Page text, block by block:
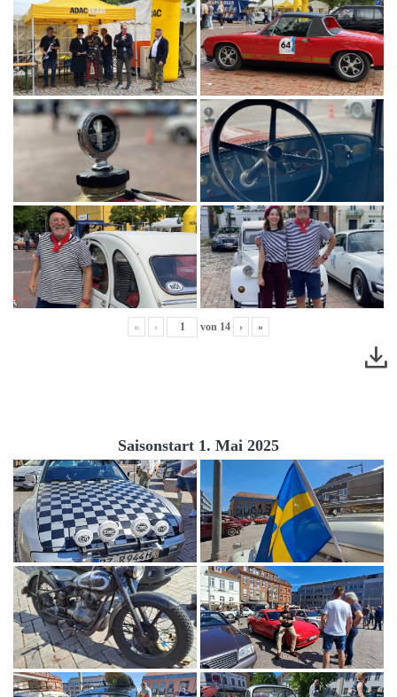
« ‹ von 14 › »
Saisonstart 1. Mai 2025